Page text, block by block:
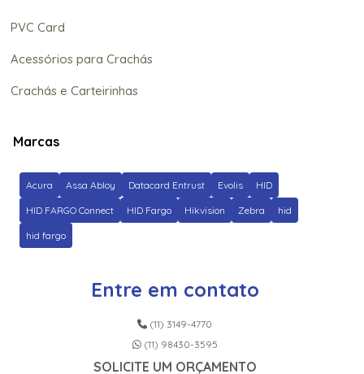
PVC Card
Acessórios para Crachás
Crachás e Carteirinhas
Marcas
Acura Assa Abloy Datacard Entrust Evolis HID
HID FARGO Connect HID Fargo Hikvision Zebra hid
hid fargo
Entre em contato
(11) 3149-4770
(11) 98430-3595
SOLICITE UM ORÇAMENTO